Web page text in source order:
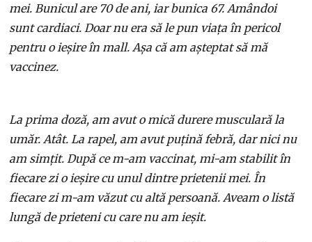
mei. Bunicul are 70 de ani, iar bunica 67. Amândoi
sunt cardiaci. Doar nu era să le pun viața în pericol
pentru o ieșire în mall. Așa că am așteptat să mă
vaccinez.
La prima doză, am avut o mică durere musculară la
umăr. Atât. La rapel, am avut puțină febră, dar nici nu
am simțit. După ce m-am vaccinat, mi-am stabilit în
fiecare zi o ieșire cu unul dintre prietenii mei. În
fiecare zi m-am văzut cu altă persoană. Aveam o listă
lungă de prieteni cu care nu am ieșit.